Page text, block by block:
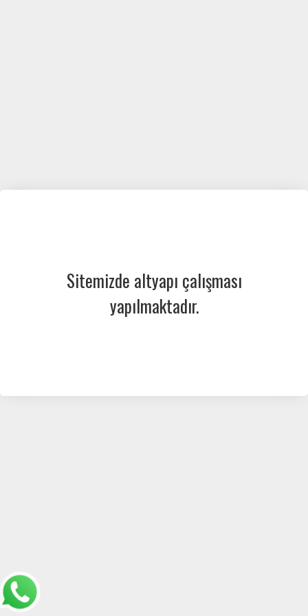
Sitemizde altyapı çalışması
yapılmaktadır.